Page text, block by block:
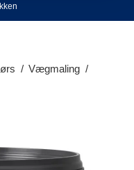
tilbud på maling
/ Vægmaling /